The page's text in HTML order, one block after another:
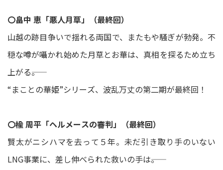
〇畠中 恵「悪人月草」（最終回）
山越の跡目争いで揺れる両国で、またもや騒ぎが勃発。不
穏な噂が囁かれ始めた月草とお華は、真相を探るため立ち
上がる――。
“まことの華姫”シリーズ、波乱万丈の第二期が最終回！
〇楡 周平「ヘルメースの審判」（最終回）
賢太がニシハマを去って５年。未だ引き取り手のいない
LNG事業に、差し伸べられた救いの手は――。